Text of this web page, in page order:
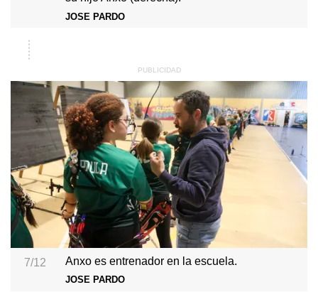
JOSE PARDO
7/12 Anxo es entrenador en la escuela.
JOSE PARDO